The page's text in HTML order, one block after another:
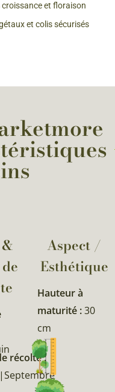
croissance et floraison
et colis sécurisés
récolte :
Aspect /
Esthétique
Hauteur à
maturité :30
cm